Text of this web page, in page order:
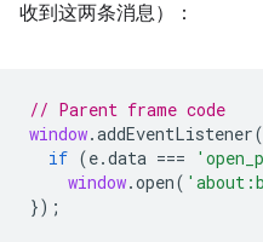
收到这两条消息）：
// Parent frame code
window.addEventListener(
if (e.data ===
window.open(
});